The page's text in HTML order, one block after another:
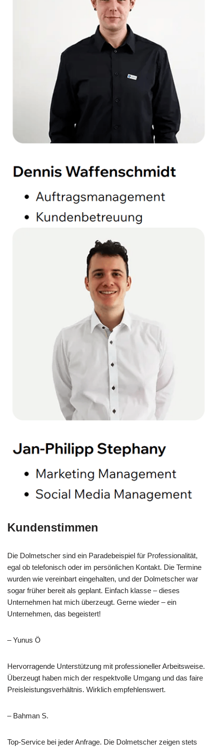
Kundenstimmen
Die Dolmetscher sind ein Paradebeispiel für Professionalität,
egal ob telefonisch oder im persönlichen Kontakt. Die Termine
wurden wie vereinbart eingehalten, und der Dolmetscher war
sogar früher bereit als geplant. Einfach klasse – dieses
Unternehmen hat mich überzeugt. Gerne wieder – ein
Unternehmen, das begeistert!
– Yunus Ö
Hervorragende Unterstützung mit professioneller Arbeitsweise.
Überzeugt haben mich der respektvolle Umgang und das faire
Preisleistungsverhältnis. Wirklich empfehlenswert.
– Bahman S.
Top-Service bei jeder Anfrage. Die Dolmetscher zeigen stets